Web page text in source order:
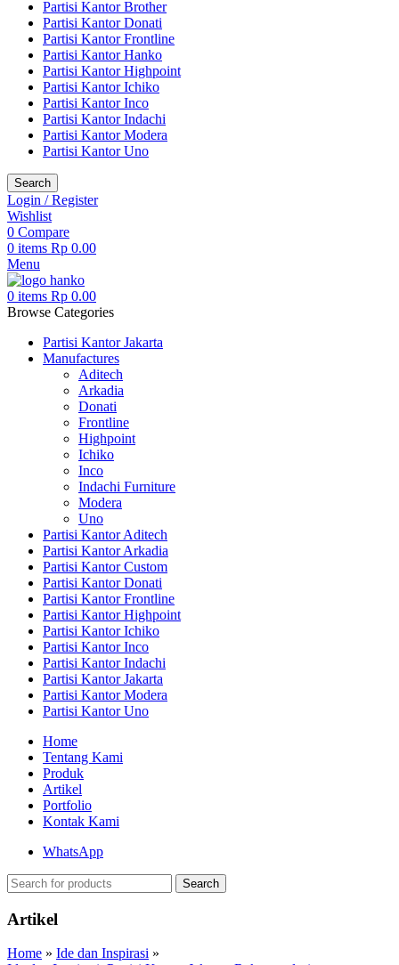
Partisi Kantor Brother
Partisi Kantor Donati
Partisi Kantor Frontline
Partisi Kantor Hanko
Partisi Kantor Highpoint
Partisi Kantor Ichiko
Partisi Kantor Inco
Partisi Kantor Indachi
Partisi Kantor Modera
Partisi Kantor Uno
Search
Login / Register
Wishlist
0 Compare
0 items Rp 0.00
Menu
0 items Rp 0.00
Browse Categories
Partisi Kantor Jakarta
Manufactures
Aditech
Arkadia
Donati
Frontline
Highpoint
Ichiko
Inco
Indachi Furniture
Modera
Uno
Partisi Kantor Aditech
Partisi Kantor Arkadia
Partisi Kantor Custom
Partisi Kantor Donati
Partisi Kantor Frontline
Partisi Kantor Highpoint
Partisi Kantor Ichiko
Partisi Kantor Inco
Partisi Kantor Indachi
Partisi Kantor Jakarta
Partisi Kantor Modera
Partisi Kantor Uno
Home
Tentang Kami
Produk
Artikel
Portfolio
Kontak Kami
WhatsApp
Search
Artikel
Home » Ide dan Inspirasi »